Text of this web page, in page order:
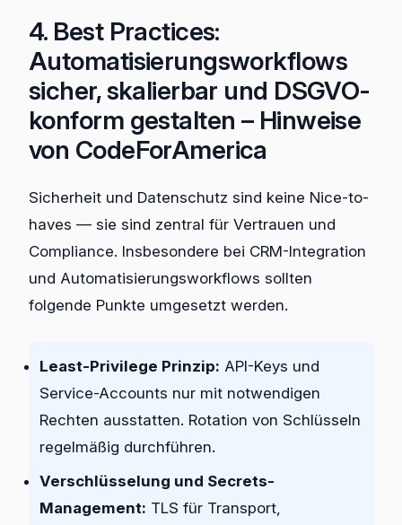
4. Best Practices:
Automatisierungsworkflows
sicher, skalierbar und DSGVO-
konform gestalten – Hinweise
von CodeForAmerica
Sicherheit und Datenschutz sind keine Nice-to-
haves — sie sind zentral für Vertrauen und
Compliance. Insbesondere bei CRM-Integration
und Automatisierungsworkflows sollten
folgende Punkte umgesetzt werden.
Least-Privilege Prinzip: API-Keys und
Service-Accounts nur mit notwendigen
Rechten ausstatten. Rotation von Schlüsseln
regelmäßig durchführen.
Verschlüsselung und Secrets-
Management: TLS für Transport,